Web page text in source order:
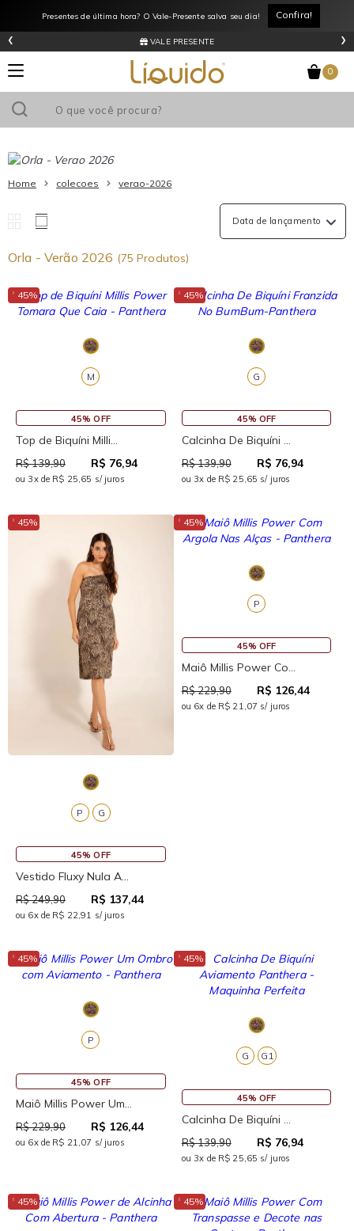
Presentes de última hora? O Vale-Presente salva seu dia! Confira!
VALE PRESENTE
‹ ›
0
Home colecoes verao-2026
Orla - Verão 2026 (75 Produtos)
↓ 45%
M
45% OFF
Top de Biquíni Milli...
R$ 139,90 R$ 76,94
ou 3x de R$ 25,65 s/ juros
↓ 45%
G
45% OFF
Calcinha De Biquíni ...
R$ 139,90 R$ 76,94
ou 3x de R$ 25,65 s/ juros
↓ 45%
G
P
45% OFF
Vestido Fluxy Nula A...
R$ 249,90 R$ 137,44
ou 6x de R$ 22,91 s/ juros
↓ 45%
P
45% OFF
Maiô Millis Power Co...
R$ 229,90 R$ 126,44
ou 6x de R$ 21,07 s/ juros
↓ 45%
P
45% OFF
Maiô Millis Power Um...
R$ 229,90 R$ 126,44
ou 6x de R$ 21,07 s/ juros
↓ 45%
G G1
45% OFF
Calcinha De Biquíni ...
R$ 139,90 R$ 76,94
ou 3x de R$ 25,65 s/ juros
↓ 45% ↓ 45%